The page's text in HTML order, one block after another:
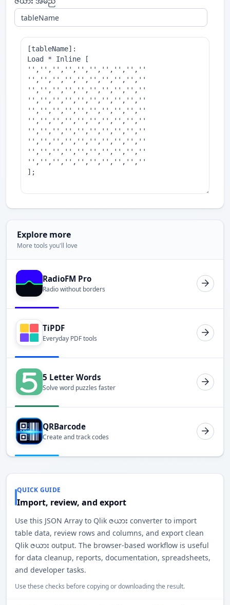
Explore more
More tools you'll love
RadioFM Pro
Radio without borders
TiPDF
Everyday PDF tools
5 Letter Words
Solve word puzzles faster
QRBarcode
Create and track codes
QUICK GUIDE
Import, review, and export
Use this JSON Array to Qlik ဇယား converter to import
table data, review rows and columns, and export clean
Qlik ဇယား output. The browser-based workflow is useful
for data cleanup, reports, documentation, spreadsheets,
and developer tasks.
Use these checks before copying or downloading the result.